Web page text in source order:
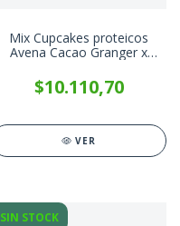
Mix Cupcakes proteicos
Avena Cacao Granger x
$10.110,70
VER
SIN STOCK